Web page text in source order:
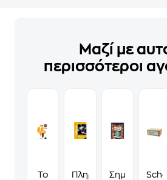
Μαζί με
περισσότεροι
Το
Πληροφορική
Σημαίες